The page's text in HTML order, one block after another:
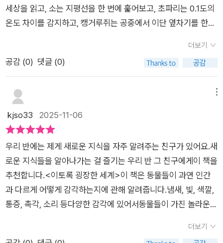
다는 사실도 인상적이었다. 여덟 개의 눈을 가지고 있는 깡충거미
는 중앙 눈과 보조 눈 등 각각의 눈들이 모두 각기 다른 임무를 수
색을 구별하는 벌과 지반진동을 이용해 장거리 의사소통을 하는
코끼리도 있다. 이렇게 인간에게는 없는 감각을 사용하는 놀라운
동물들의 세계는 지구라는 동일한 물리적 공간에서 함께 살고 있
으면서도, 마치 평행우주에 사는 것처럼 전혀 다른 경험을 하고
안 알고 있던 세계의 모습이 전혀 다르게 느껴질 것이다. 내가 발
을 딛고 있는 땅에도, 내 주변의 공기에도 우리가 탐지하지 못하
는 신호로 가득 차 있다는 것을 알게 되었을 테니 말이다. 우리의
상상력을 가뿐하게 넘어서는 마법의 돋보기로 세상을 들여다보
는 경험을 해주는 이 책을 어린이 독자들도 만나볼 수 있게 되어
너무 좋다. 보이는 것이 전부가 아닌, 인간의 오감 너머에 존재하
는 경이로운 세계를 만나는 경험은 쉽게 해볼 수 있는 것이 아니
니까. 냄새와 맛, 빛, 색깔, 통증부터 감각 풍경에 이르기까지 기
본 구성은 동일하지만, 각각의 장들을 컬러로 구분해 책배가 무지
치를 가늠하게 한다. 이 아이들이 새롭게 볼 세상은 지금보단 나
은 미래가 되길 바라며, 서평을 마무리한다.<<호기심 가득한 어
혀주는 따뜻한 안내서이니, 궁금한 게 많은 어린이에게 적극 추천
한다.>>>밑줄_p51얼룩말은 왜 줄무늬를 가지고 있을까? 카로
는 답을 제시한다. 흡혈파리, 즉 피를 빨아 먹는 파리를 막기 위해
서라는 것이다. 아프리카에서 이 해충들은 말에게 치명적인 질병
험이 높다. 그런데 줄무늬는 알 수 없는 이유로 파리를 혼란스럽
게 그렇게 오랫동안 잘못된 믿음을 가지고 있었을까? 그건 우리
가 얼룩말의 줄무늬를 잘못된 시각, 즉 우리의 시각으로 바라보았
기 때문이다.>밑줄_p119,120남극의 추위를 이겨 내는 황제 펭
귄이나 뜨거운 모래 위를 걷는 낙타를 보면, 당신은 그들이 고통
을 겪고 있다고 생각할 거예요. 우리는 인간의 감각을 그들의 감
각에 덮어씌우고 있는 거예요! 우리가 불편하니까 그들도 당연히
불편할 거라고 가정하는 거죠. 하지만 사실, 모든 동물은 자신이
세상을 읽고, 소는 지평선을 한 번에 훑어보고, 초파리는 0.1도의
온도 차이를 감지하고, 캥거루쥐는 공중에서 이단 옆차기를 한다
보면 “우리가 진짜 인간 맞나…? 감각 스펙 낮은 버전 아님?” 싶
은 순간이 와요. ㅋㅋㅋ그런데 또 한편으론,우리에게 없는 감각이
파까지 다 느끼면서 살면정말 슈퍼히어로가 되거나… 아니면 하
루 종일 과부하 걸릴 것 같아요. 😂에드 용은 아이들에게 말해
요.“동물의 감각을 이해하면, 세상이 더 넓어진다'라고.정말 그렇
가진 경이로움도 같이 또렷해져요.🌍 세상은 우리가 느끼는 것보
다 훨씬 더 크다는걸,세상에 하찮은 존재가 없다는 걸아주 쉽고
재미있게 알려주는 책!동물들의 감각을 따라가다 보면, 우리가 알
고 있던 세계의 경계가 조용히 확장되는 경험을 하게 됩니다.호기
심 많은 아이들에게 꼭 읽어주고 싶은, 경이로운 감각 과학책!세
상의 넓이를 새롭게 느끼고 싶다면 꼭 추천합니다.도서를 지원해
주신 어크로스 주니어 출판사에 감사드립니다.#이토록굉장한세
더보기
공감 (0) 댓글 (0)
kjso33 2025-11-06
우리 반에는 제게 새로운 지식을 자주 알려주는 친구가 있어요.새
로운 지식들을 알아나가는 걸 즐기는 우리 반 그 친구에게이 책을
추천합니다.<이토록 굉장한 세계>이 책은 동물들이 과연 인간
과 다르게 어떻게 감각하는지에 관해 알려줍니다.냄새, 빛, 색깔,
통증, 촉각, 소리 등다양한 감각에 있어서동물들이 가진 놀라운
아 읽어도 좋을가지고 있으면 참 든든한 책입니다.우리는 혀로 맛
더보기